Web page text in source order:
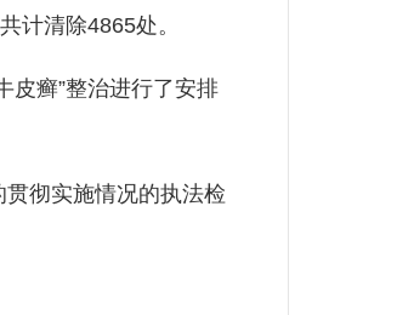
计清除4865处。
癣”整治进行了安排
彻实施情况的执法检